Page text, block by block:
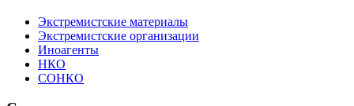
Экстремистские материалы
Экстремистские организации
Иноагенты
НКО
СОНКО